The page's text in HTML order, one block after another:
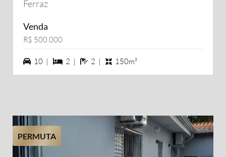
Ferraz
Venda
R$ 500.000
10 vagas na garagem
10 | 2 dormiórios
2 | 2 banheiros
2 | 150m²
PERMUTA